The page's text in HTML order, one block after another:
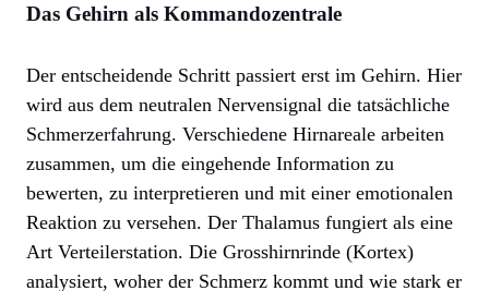
Das Gehirn als Kommandozentrale
Der entscheidende Schritt passiert erst im Gehirn. Hier
wird aus dem neutralen Nervensignal die tatsächliche
Schmerzerfahrung. Verschiedene Hirnareale arbeiten
zusammen, um die eingehende Information zu
bewerten, zu interpretieren und mit einer emotionalen
Reaktion zu versehen. Der Thalamus fungiert als eine
Art Verteilerstation. Die Grosshirnrinde (Kortex)
analysiert, woher der Schmerz kommt und wie stark er